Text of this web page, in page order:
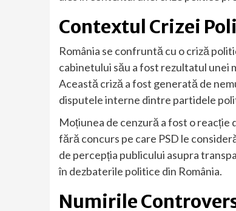
Contextul Crizei
România se confruntă cu o criză
cabinetului său a fost rezultatul unei
Această criză a fost generată de
disputele interne dintre partidele
Moțiunea de cenzură a fost o
fără concurs pe care PSD le
de percepția publicului asupra
în dezbaterile politice din România.
Numirile